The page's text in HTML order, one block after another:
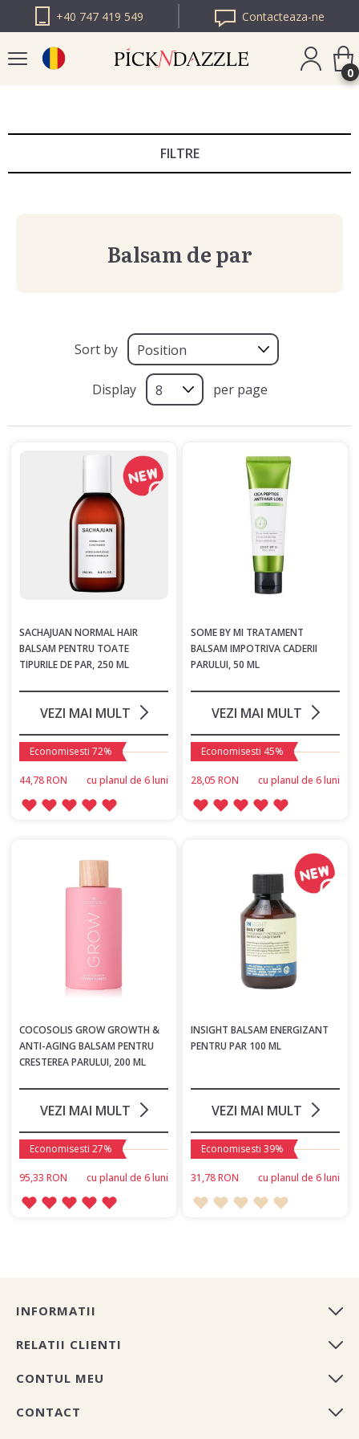
+40 747 419 549 Contacteaza-ne
PICK N DAZZLE
PICK N DAZZLE
0
FILTRE
Balsam de par
Sort by
Display per page
SACHAJUAN NORMAL HAIR
BALSAM PENTRU TOATE
TIPURILE DE PAR, 250 ML
VEZI MAI MULT
Economisesti 72%
44,78 RON сu planul de 6 luni
SOME BY MI TRATAMENT
BALSAM IMPOTRIVA CADERII
PARULUI, 50 ML
VEZI MAI MULT
Economisesti 45%
28,05 RON сu planul de 6 luni
COCOSOLIS GROW GROWTH &
ANTI-AGING BALSAM PENTRU
CRESTEREA PARULUI, 200 ML
VEZI MAI MULT
Economisesti 27%
95,33 RON сu planul de 6 luni
INSIGHT BALSAM ENERGIZANT
PENTRU PAR 100 ML
VEZI MAI MULT
Economisesti 39%
31,78 RON сu planul de 6 luni
INFORMATII
RELATII CLIENTI
CONTUL MEU
CONTACT